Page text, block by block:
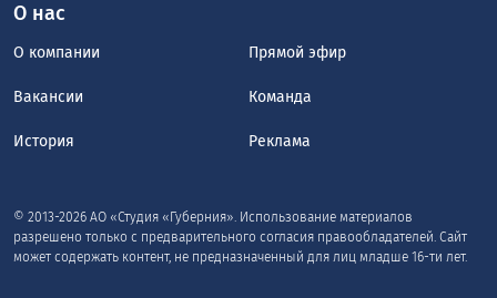
О нас
О компании Прямой эфир
Вакансии Команда
История Реклама
© 2013-2026 АО «Студия «Губерния». Использование материалов
разрешено только с предварительного согласия правообладателей. Сайт
может содержать контент, не предназначенный для лиц младше 16-ти лет.